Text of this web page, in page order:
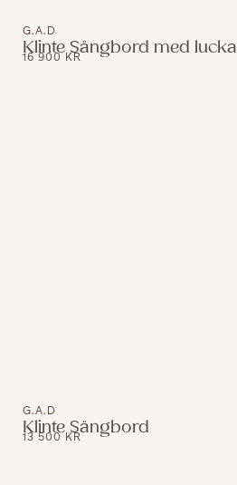
G.A.D
Klinte Sängbord med lucka
16 900KR
G.A.D
Klinte Sängbord
13 500KR